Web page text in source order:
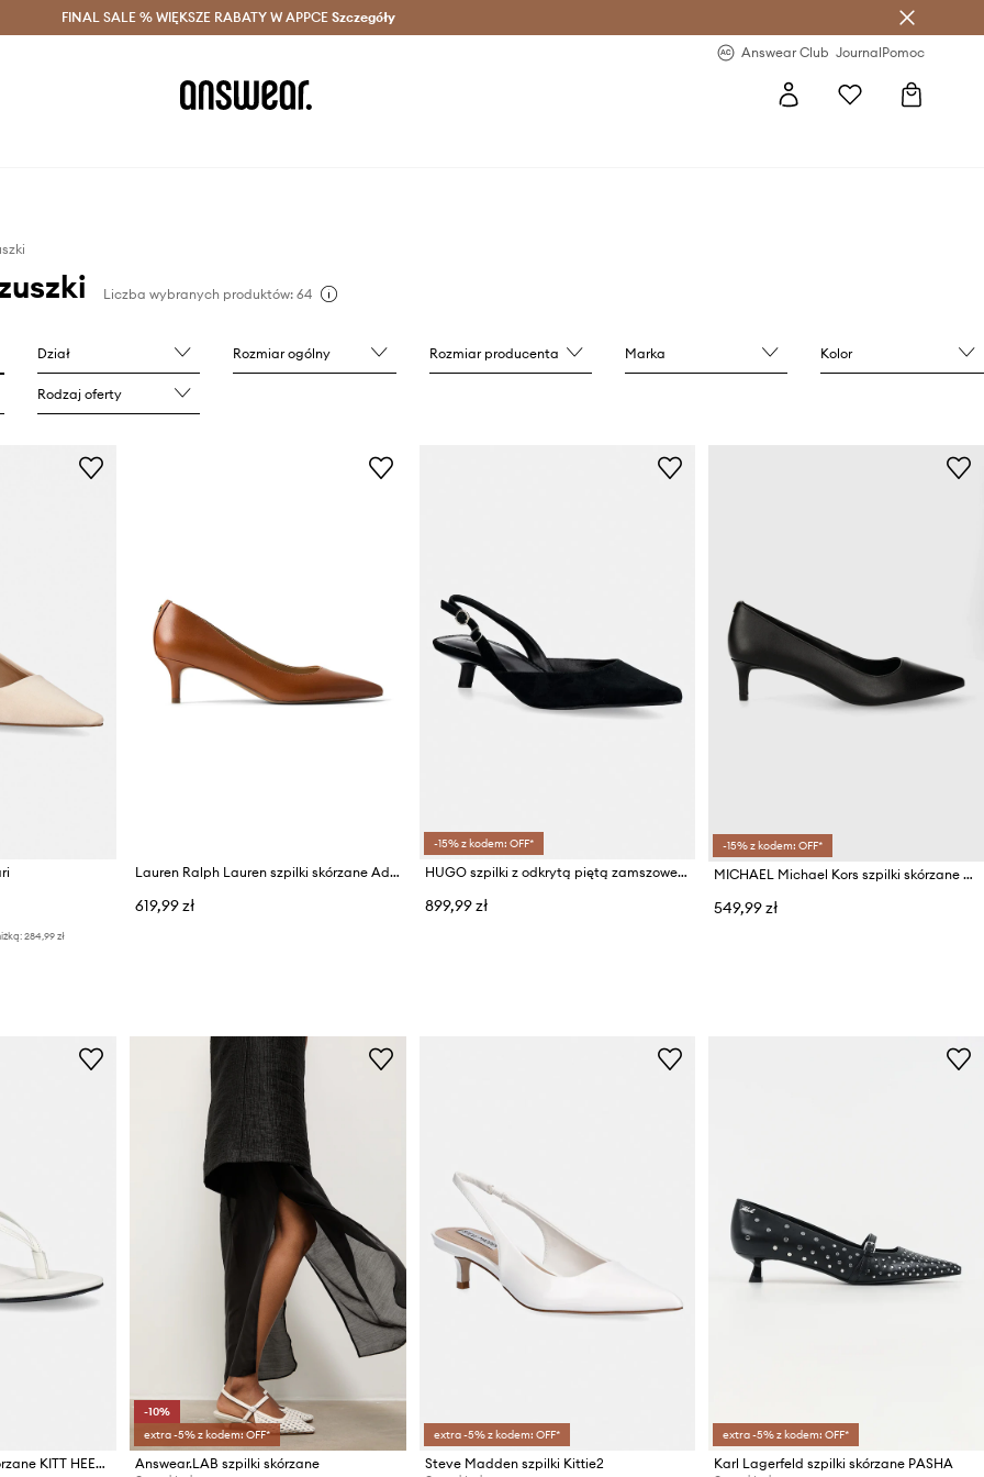
z Answear Club > Dostawa nawet w 24h >
FINAL SALE % WIĘKSZE RABATY W APPCE Szczegóły
Answear Club JournalPomoc
Liczba wybranych produktów: 64
Dział Rozmiar ogólny Rozmiar producenta Marka Kolor
Rodzaj oferty
284,99 zł
Lauren Ralph Lauren szpilki skórzane Adrienne
619,99 zł
-15% z kodem: OFF*
HUGO szpilki z odkrytą piętą zamszowe Seleny
899,99 zł
-15% z kodem: OFF*
MICHAEL Michael Kors szpilki skórzane Alina
549,99 zł
Calvin Klein sandały skórzane KITT HEEL SNDL STRAPPY SLING LTH
-10%
extra -5% z kodem: OFF*
Answear.LAB szpilki skórzane
extra -5% z kodem: OFF*
Steve Madden szpilki Kittie2
extra -5% z kodem: OFF*
Karl Lagerfeld szpilki skórzane PASHA